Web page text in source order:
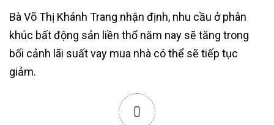
Bà Võ Thị Khánh Trang nhận định, nhu cầu ở phân
khúc bất động sản liền thổ năm nay sẽ tăng trong
bối cảnh lãi suất vay mua nhà có thể sẽ tiếp tục
giảm.
0